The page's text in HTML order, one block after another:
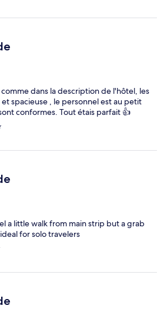
dans la description de l'hôtel, les
spacieuse , le personnel est au petit
conformes. Tout étais parfait 👍
a little walk from main strip but a grab
for solo travelers